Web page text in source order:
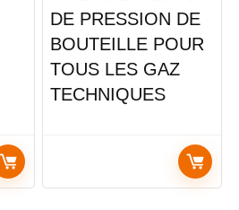
DE PRESSION DE
BOUTEILLE POUR
TOUS LES GAZ
TECHNIQUES